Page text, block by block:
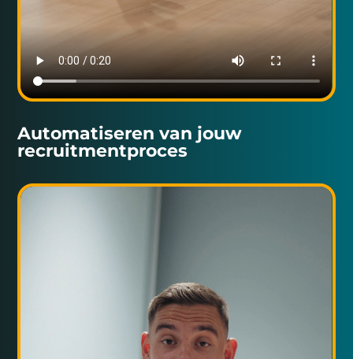
Automatiseren van jouw
recruitment­proces